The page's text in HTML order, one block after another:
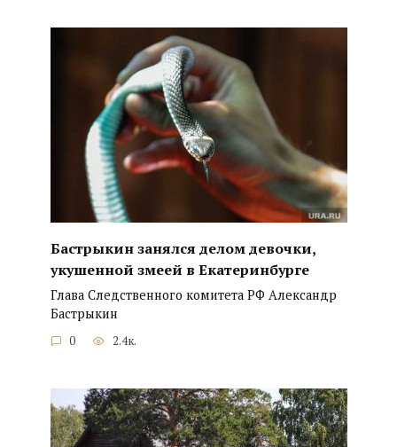
Бастрыкин занялся делом девочки,
укушенной змеей в Екатеринбурге
Глава Следственного комитета РФ Александр
Бастрыкин
0 2.4к.